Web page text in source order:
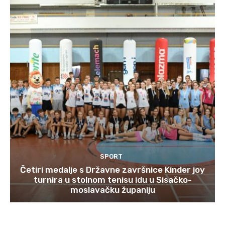
SPORT
Četiri medalje s Državne završnice Kinder joy
turnira u stolnom tenisu idu u Sisačko-
moslavačku županiju